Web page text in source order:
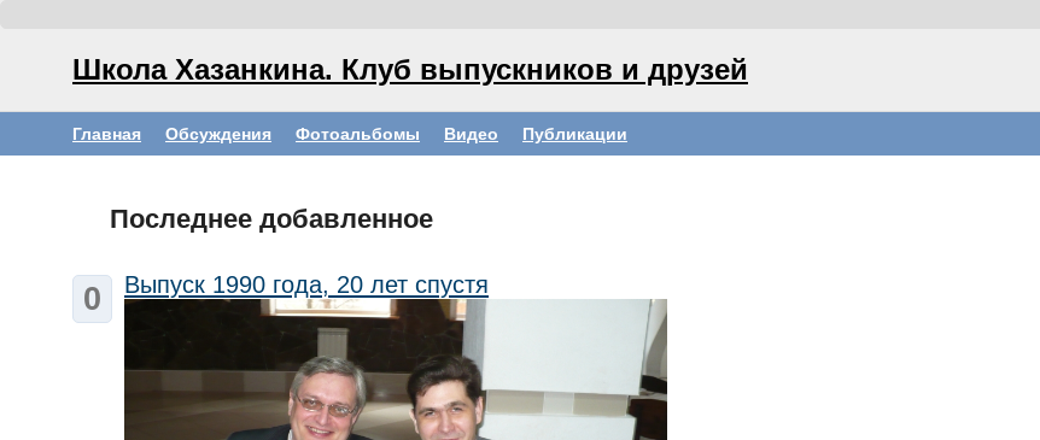
Школа Хазанкина. Клуб выпускников и друзей
Главная Обсуждения Фотоальбомы Видео Публикации
Последнее добавленное
0 Выпуск 1990 года, 20 лет спустя